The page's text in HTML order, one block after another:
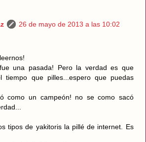
26 de mayo de 2013 a las 10:02
una pasada! Pero la verdad es que
tiempo que pilles...espero que puedas
como un campeón! no se como sacó
tipos de yakitoris la pillé de internet. Es